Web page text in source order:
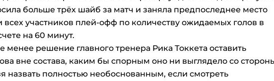
больше трёх шайб за матч и заняла предпоследнее место
всех участников плей-офф по количеству ожидаемых голов в
на 60 минут.
менее решение главного тренера Рика Токкета оставить
вне состава, каким бы спорным оно ни выглядело со
назвать полностью необоснованным, если смотреть